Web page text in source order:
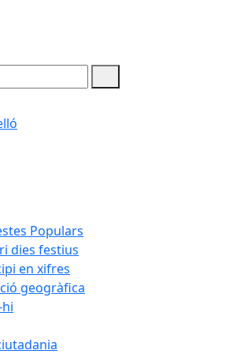
Populars
dies festius
en xifres
geogràfica